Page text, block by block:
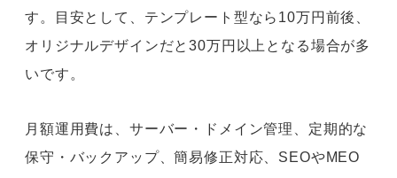
す。目安として、テンプレート型なら10万円前後、
オリジナルデザインだと30万円以上となる場合が多
いです。
月額運用費は、サーバー・ドメイン管理、定期的な
保守・バックアップ、簡易修正対応、SEOやMEO